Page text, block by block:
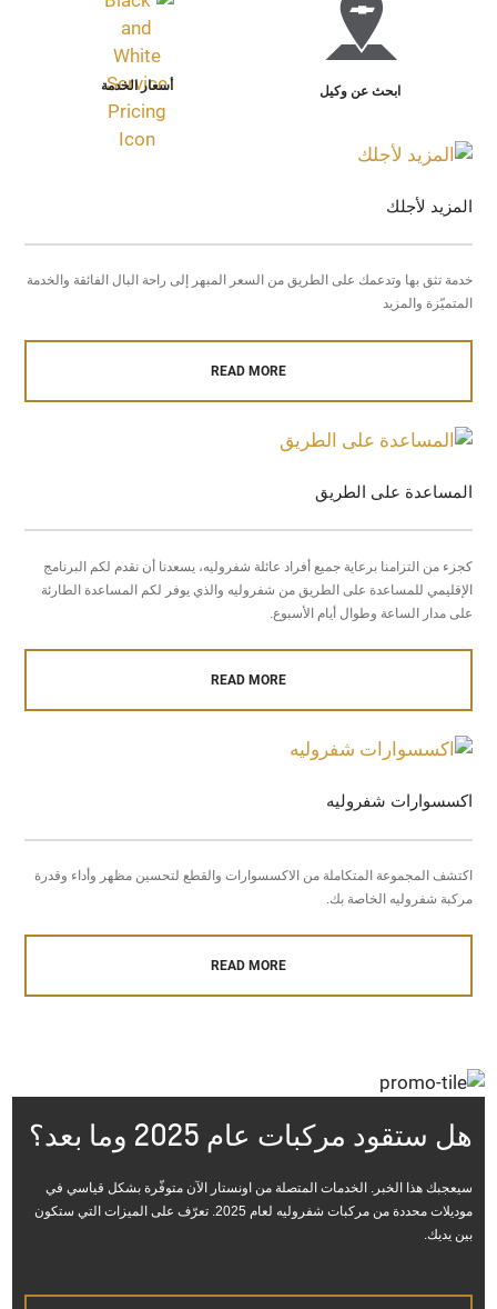
ابحث عن وكيل أسعار الخدمة
المزيد لأجلك
خدمة تثق بها وتدعمك على الطريق من السعر المبهر إلى راحة البال الفائقة والخدمة
المتميّزة والمزيد
READ MORE
المساعدة على الطريق
كجزء من التزامنا برعاية جميع أفراد عائلة شفروليه، يسعدنا أن نقدم لكم البرنامج
الإقليمي للمساعدة على الطريق من شفروليه والذي يوفر لكم المساعدة الطارئة
على مدار الساعة وطوال أيام الأسبوع.
READ MORE
اكسسوارات شفروليه
اكتشف المجموعة المتكاملة من الاكسسوارات والقطع لتحسين مظهر وأداء وقدرة
مركبة شفروليه الخاصة بك.
READ MORE
هل ستقود مركبات عام 2025 وما بعد؟
سيعجبك هذا الخبر. الخدمات المتصلة من اونستار الآن متوفّرة بشكل قياسي في
موديلات محددة من مركبات شفروليه لعام 2025. تعرّف على الميزات التي ستكون
بين يديك.